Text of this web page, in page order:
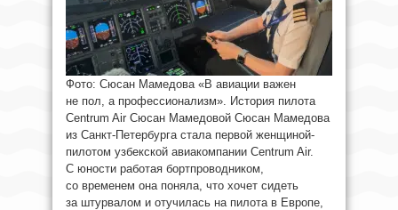
Фото: Сюсан Мамедова «В авиации важен
не пол, а профессионализм». История пилота
Centrum Air Сюсан Мамедовой Сюсан Мамедова
из Санкт-Петербурга стала первой женщиной-
пилотом узбекской авиакомпании Centrum Air.
С юности работая бортпроводником,
со временем она поняла, что хочет сидеть
за штурвалом и отучилась на пилота в Европе,